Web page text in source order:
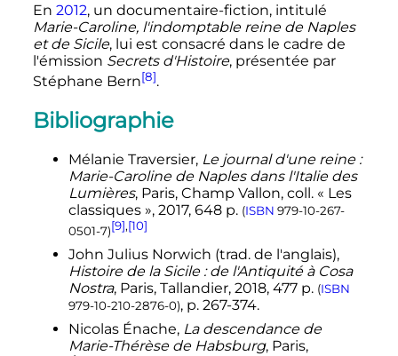
En 2012, un documentaire-fiction, intitulé
Marie-Caroline, l'indomptable reine de Naples
et de Sicile, lui est consacré dans le cadre de
l'émission Secrets d'Histoire, présentée par
Stéphane Bern[8].
Bibliographie
Mélanie Traversier, Le journal d'une reine :
Marie-Caroline de Naples dans l'Italie des
Lumières, Paris, Champ Vallon, coll. « Les
classiques », 2017, 648 p. (ISBN 979-10-267-
0501-7)[9],[10]
John Julius Norwich (trad.de l'anglais),
Histoire de la Sicile : de l'Antiquité à Cosa
Nostra, Paris, Tallandier, 2018, 477 p. (ISBN
979-10-210-2876-0), p.267-374.
Nicolas Énache, La descendance de
Marie-Thérèse de Habsburg, Paris,